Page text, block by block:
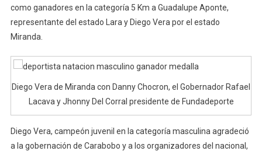
De
Aguas
Aniversario
Danny
Chocron
como ganadores en la categoría 5 Km a Guadalupe Aponte,
representante del estado Lara y Diego Vera por el estado
Miranda.
Diego Vera de Miranda con Danny Chocron, el Gobernador Rafael
Lacava y Jhonny Del Corral presidente de Fundadeporte
Diego Vera, campeón juvenil en la categoría masculina agradeció
a la gobernación de Carabobo y a los organizadores del nacional,